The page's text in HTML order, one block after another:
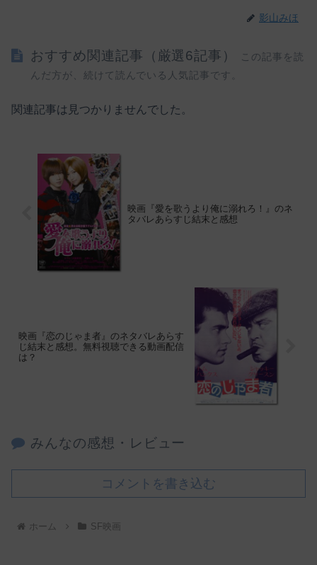
影山みほ
おすすめ関連記事（厳選6記事）
この記事を読
んだ方が、続けて読んでいる人気記事です。
関連記事は見つかりませんでした。
映画『愛を歌うより俺に溺れろ！』のネ
タバレあらすじ結末と感想
映画『恋のじゃま者』のネタバレあらす
じ結末と感想。無料視聴できる動画配信
は？
みんなの感想・レビュー
コメントを書き込む
ホーム SF映画